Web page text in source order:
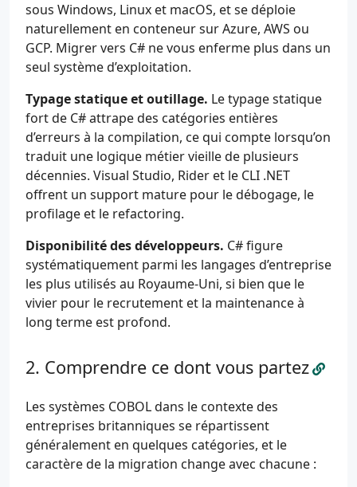
sous Windows, Linux et macOS, et se déploie
naturellement en conteneur sur Azure, AWS ou
GCP. Migrer vers C# ne vous enferme plus dans un
seul système d’exploitation.
Typage statique et outillage. Le typage statique
fort de C# attrape des catégories entières
d’erreurs à la compilation, ce qui compte lorsqu’on
traduit une logique métier vieille de plusieurs
décennies. Visual Studio, Rider et le CLI .NET
offrent un support mature pour le débogage, le
profilage et le refactoring.
Disponibilité des développeurs. C# figure
systématiquement parmi les langages d’entreprise
les plus utilisés au Royaume-Uni, si bien que le
vivier pour le recrutement et la maintenance à
long terme est profond.
Comprendre ce dont vous partez
Les systèmes COBOL dans le contexte des
entreprises britanniques se répartissent
généralement en quelques catégories, et le
caractère de la migration change avec chacune :